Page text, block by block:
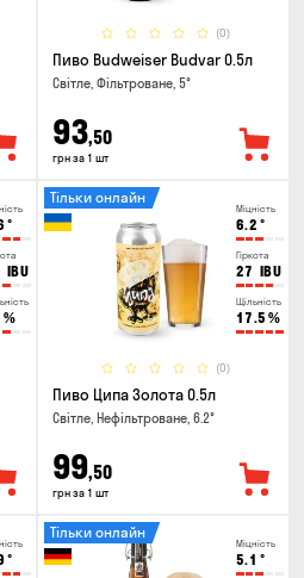
(0)
Пиво Budweiser Budvar 0.5л
Світле, Фільтроване, 5°
93,50
грн за 1 шт
°
IBU
%
Міцність
6.2 °
Гіркота
27 IBU
Щільність
17.5 %
(0)
Тільки онлайн
Пиво Ципа Золота 0.5л
Світле, Нефільтроване, 6.2°
99,50
грн за 1 шт
°
Міцність
5.1 °
Тільки онлайн